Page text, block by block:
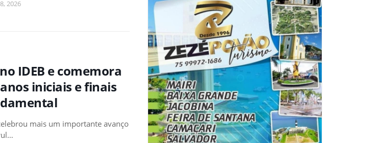
2026
IDEB e comemora
iniciais e finais
mais um importante avanço